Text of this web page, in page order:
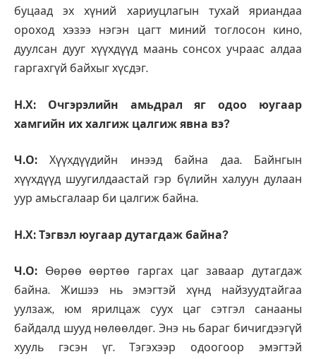
буцаад эх хүний хариуцлагын тухай яриандаа
ороход хэзээ нэгэн цагт миний тоглосон кино,
дуулсан дууг хүүхдүүд маань сонсох учраас алдаа
гаргахгүй байхыг хүсдэг.
Н.Х: Очгэрэлийн амьдрал яг одоо юугаар
хамгийн их халгиж цалгиж явна вэ?
Ч.О:Хүүхдүүдийн инээд байна даа. Байнгын
хүүхдүүд шуугилдаастай гэр бүлийн халуун дулаан
уур амьсгалаар би цалгиж байна.
Н.Х: Тэгвэл юугаар дутагдаж байна?
Ч.О: Өөрөө өөртөө гаргах цаг заваар дутагдаж
байна. Жишээ нь эмэгтэй хүнд найзуудтайгаа
уулзаж, юм ярилцаж суух цаг сэтгэл санааны
байдалд шууд нөлөөлдөг. Энэ нь бараг бичигдээгүй
хууль гэсэн үг. Тэгэхээр одоогоор эмэгтэй